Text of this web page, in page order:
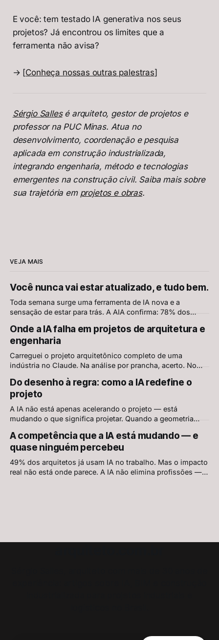
E você: tem testado IA generativa nos seus
projetos? Já encontrou os limites que a
ferramenta não avisa?
→ [Conheça nossas outras palestras]
Sérgio Sallesé arquiteto, gestor de projetos e
professor na PUC Minas. Atua no
desenvolvimento, coordenação e pesquisa
aplicada em construção industrializada,
integrando engenharia, método e tecnologias
emergentes na construção civil. Saiba mais sobre
sua trajetória em projetos e obras.
VEJA MAIS
Você nunca vai estar atualizado, e tudo bem.
Toda semana surge uma ferramenta de IA nova e a
sensação de estar para trás. A AIA confirma: 78% dos
78% têm receios. Mas aprender continuamente nunca foi
aprender tudo. É escolher o que ignorar, sem culpa.
Onde a IA falha em projetos de arquitetura e
engenharia
Carreguei o projeto arquitetônico completo de uma
indústria no Claude. Na análise por prancha, acerto. No
científico de IA em projetos AEC, explica por quê — e
mostra onde já existe solução
Do desenho à regra: como a IA redefine o
projeto
A IA não está apenas acelerando o projeto — está
mudando o que significa projetar. Quando a geometria
arquiteto?
A competência que a IA está mudando — e
quase ninguém percebeu
49% dos arquitetos já usam IA no trabalho. Mas o impacto
real não está onde parece. A IA não elimina profissões —